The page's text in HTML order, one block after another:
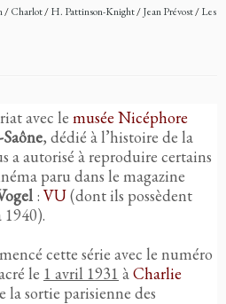
/Charlot/H. Pattinson-Knight/Jean Prévost/Les
avec le musée Nicéphore
, dédié à l’histoire de la
a autorisé à reproduire certains
paru dans le magazine
:VU(dont ils possèdent
cette série avec le numéro
le 1 avril 1931 àCharlie
la sortie parisienne des